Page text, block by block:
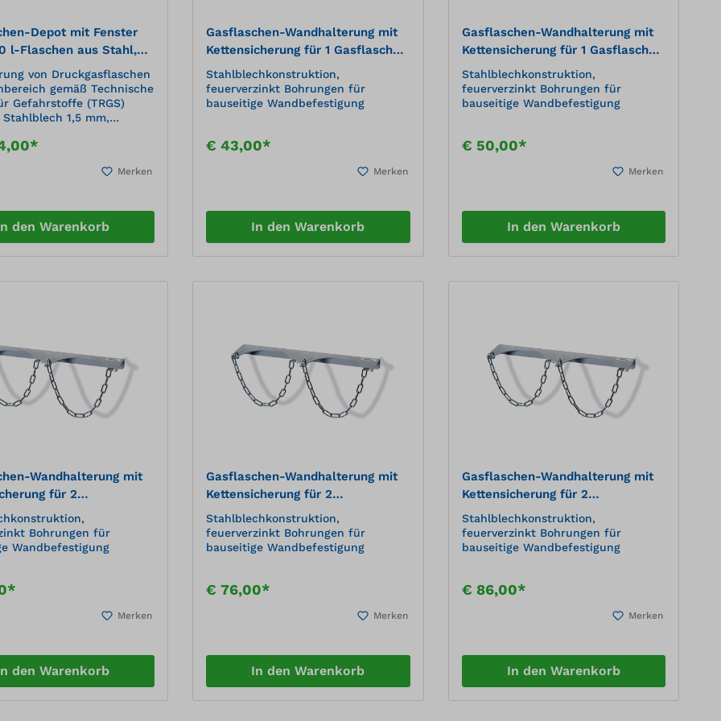
Depot mit Fenster
l-Flaschen aus Stahl,
und von Druckgasflaschen
gemäß Technische
Gefahrstoffe (TRGS)
1,5 mm,
RAL 9002
Kontrollfenster je
2
im Dach, NW 22
mit Warnsymbol
(BxTxH): 1250 x 500
100 mm
im
4 x 50 l
Merken
den Warenkorb
Gasflaschen-Wandhalterung mit
Kettensicherung für 1 Gasflasche,
Ø 140 mm
Stahlblechkonstruktion,
feuerverzinkt Bohrungen für
bauseitige Wandbefestigung
€ 43,00*
Merken
In den Warenkorb
Gasflaschen-Wandhalterung mit
Kettensicherung für 1 Gasflasche,
Ø 230 mm
Stahlblechkonstruktion,
feuerverzinkt Bohrungen für
bauseitige Wandbefestigung
€ 50,00*
Merken
In den Warenkorb
Wandhalterung mit
für 2
Ø 140 mm
Bohrungen für
Wandbefestigung
Merken
den Warenkorb
Gasflaschen-Wandhalterung mit
Kettensicherung für 2
Gasflaschen, Ø 230 mm
Stahlblechkonstruktion,
feuerverzinkt Bohrungen für
bauseitige Wandbefestigung
€ 76,00*
Merken
In den Warenkorb
Gasflaschen-Wandhalterung mit
Kettensicherung für 2
Gasflaschen, Ø 320 mm
Stahlblechkonstruktion,
feuerverzinkt Bohrungen für
bauseitige Wandbefestigung
€ 86,00*
Merken
In den Warenkorb